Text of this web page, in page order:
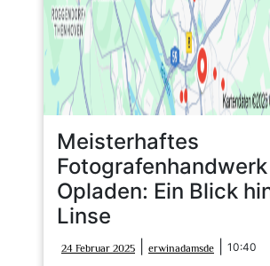
Meisterhaftes
Opladen: Ein Blick
Linse
24 Februar 2025
Februar
erwinadamsde 10:40